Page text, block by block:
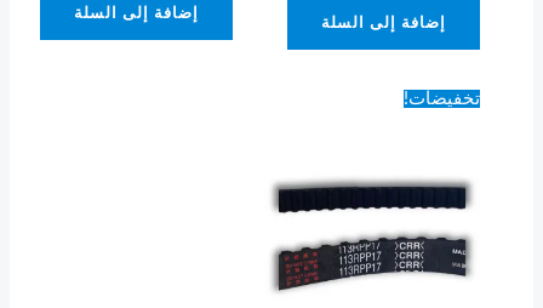
إضافة إلى السلة
إضافة إلى السلة
تخفيضات!